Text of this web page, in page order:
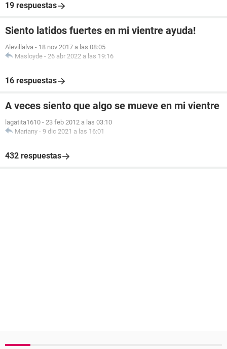
19 respuestas
Siento latidos fuertes en mi vientre ayuda!
Alevillalva - 18 nov 2017 a las 08:05
Masloyde - 26 abr 2022 a las 19:16
16 respuestas
A veces siento que algo se mueve en mi vientre
lagatita1610 - 23 feb 2012 a las 03:10
Mariany - 9 dic 2021 a las 16:01
432 respuestas